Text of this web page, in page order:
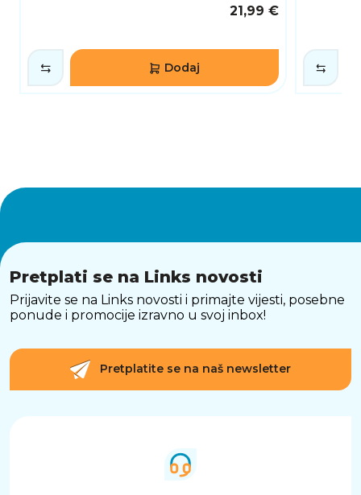
128 x 35 mm) omogućuju diskretno
ZAKLJUČAK
21,99 €
Dodaj
Pretplati se na Links novosti
Prijavite se na Links novosti i primajte vijesti, posebne
ponude i promocije izravno u svoj inbox!
Pretplatite se na naš newsletter